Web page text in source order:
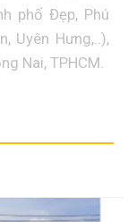
phố Đẹp, Phú
Uyên Hưng,..),
Nai, TPHCM.